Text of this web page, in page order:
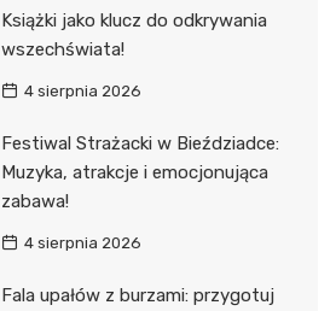
Książki jako klucz do odkrywania
wszechświata!
4 sierpnia 2026
Festiwal Strażacki w Bieździadce:
Muzyka, atrakcje i emocjonująca
zabawa!
4 sierpnia 2026
Fala upałów z burzami: przygotuj